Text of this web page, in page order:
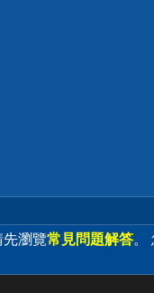
瀏覽常見問題解答。